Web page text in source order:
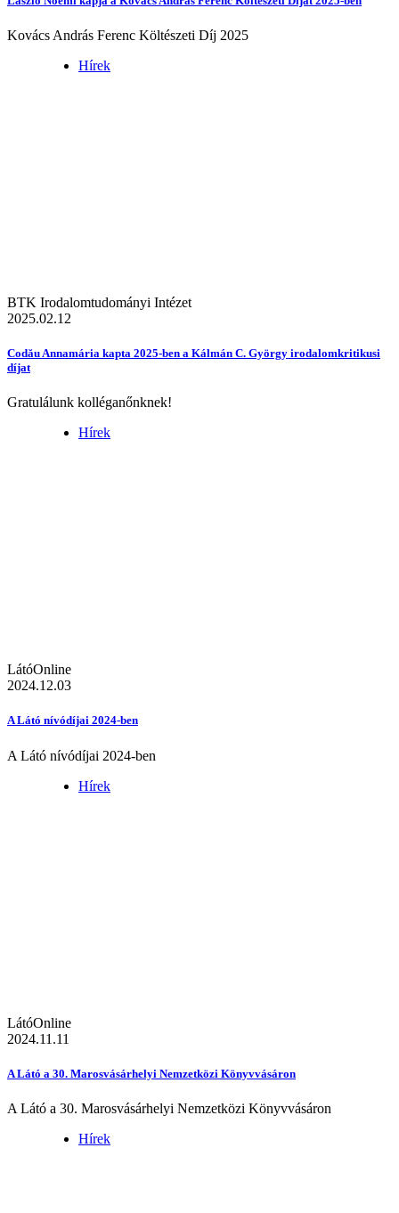
Kovács András Ferenc Költészeti Díj 2025
Hírek
BTK Irodalomtudományi Intézet
2025.02.12
Codău Annamária kapta 2025-ben a Kálmán C. György irodalomkritikusi
díjat
Gratulálunk kolléganőnknek!
Hírek
LátóOnline
2024.12.03
A Látó nívódíjai 2024-ben
A Látó nívódíjai 2024-ben
Hírek
LátóOnline
2024.11.11
A Látó a 30. Marosvásárhelyi Nemzetközi Könyvvásáron
A Látó a 30. Marosvásárhelyi Nemzetközi Könyvvásáron
Hírek